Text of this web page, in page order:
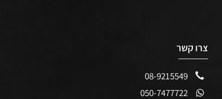
צרו קשר
08-9215549
050-7477722